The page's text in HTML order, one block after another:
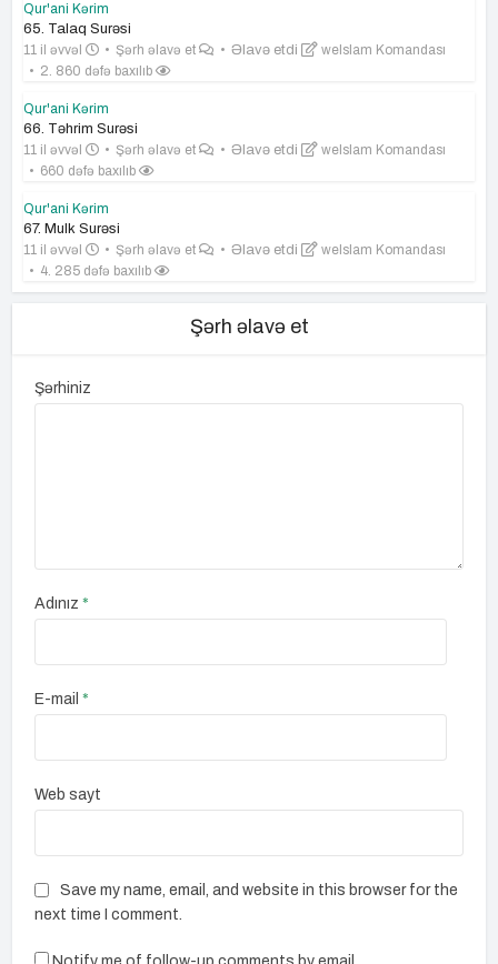
Qur'ani Kərim
65. Talaq Surəsi
11 il əvvəl
Şərh əlavə et Əlavə etdi
weIslam Komandası
2. 860 dəfə baxılıb
Qur'ani Kərim
66. Təhrim Surəsi
11 il əvvəl
Şərh əlavə et Əlavə etdi
weIslam Komandası
660 dəfə baxılıb
Qur'ani Kərim
67. Mulk Surəsi
11 il əvvəl
Şərh əlavə et Əlavə etdi
weIslam Komandası
4. 285 dəfə baxılıb
Şərh əlavə et
Şərhiniz
Adınız*
E-mail*
Web sayt
Save my name, email, and website in this browser for the
next time I comment.